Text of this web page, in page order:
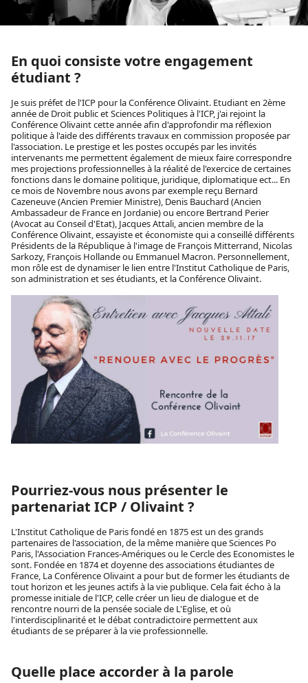
En quoi consiste votre engagement
étudiant ?
Je suis préfet de l'ICP pour la Conférence Olivaint. Etudiant en 2ème
année de Droit public et Sciences Politiques à l'ICP, j'ai rejoint la
Conférence Olivaint cette année afin d'approfondir ma réflexion
politique à l'aide des différents travaux en commission proposée par
l'association. Le prestige et les postes occupés par les invités
intervenants me permettent également de mieux faire correspondre
mes projections professionnelles à la réalité de l'exercice de certaines
fonctions dans le domaine politique, juridique, diplomatique ect... En
ce mois de Novembre nous avons par exemple reçu Bernard
Cazeneuve (Ancien Premier Ministre), Denis Bauchard (Ancien
Ambassadeur de France en Jordanie) ou encore Bertrand Perier
(Avocat au Conseil d'Etat), Jacques Attali, ancien membre de la
Conférence Olivaint, essayiste et économiste qui a conseillé différents
Présidents de la République à l'image de François Mitterrand, Nicolas
Sarkozy, François Hollande ou Emmanuel Macron. Personnellement,
mon rôle est de dynamiser le lien entre l'Institut Catholique de Paris,
son administration et ses étudiants, et la Conférence Olivaint.
Pourriez-vous nous présenter le
partenariat ICP / Olivaint ?
L'Institut Catholique de Paris fondé en 1875 est un des grands
partenaires de l'association, de la même manière que Sciences Po
Paris, l'Association Frances-Amériques ou le Cercle des Economistes le
sont. Fondée en 1874 et doyenne des associations étudiantes de
France, La Conférence Olivaint a pour but de former les étudiants de
tout horizon et les jeunes actifs à la vie publique. Cela fait écho à la
promesse initiale de l'ICP, celle créer un lieu de dialogue et de
rencontre nourri de la pensée sociale de L'Eglise, et où
l'interdisciplinarité et le débat contradictoire permettent aux
étudiants de se préparer à la vie professionnelle.
Quelle place accorder à la parole